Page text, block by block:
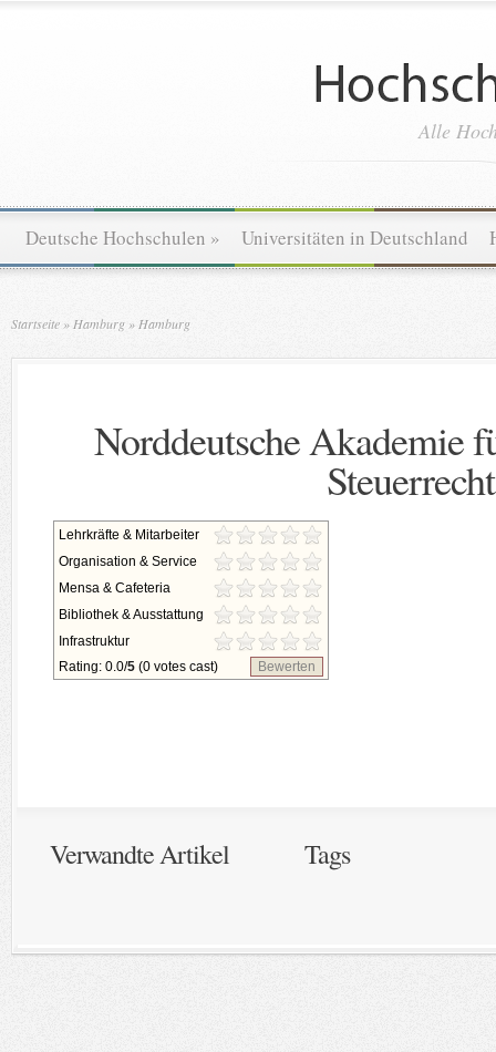
Alle
Deutsche Hochschulen » Universitäten in Deutschland
Startseite » Hamburg » Hamburg
Norddeutsche Akademie
Steuerrecht
Lehrkräfte & Mitarbeiter
Organisation & Service
Mensa & Cafeteria
Bibliothek & Ausstattung
Infrastruktur
Rating: 0.0/5 (0 votes cast) Bewerten
Verwandte Artikel Tags